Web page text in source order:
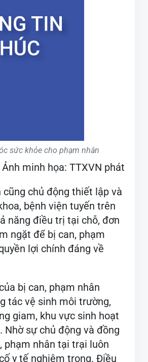
sức khỏe cho phạm nhân
Ảnh minh họa: TTXVN phát
bệnh viện tuyến trên
điều trị tại chỗ, đơn
ngặt để bị can, phạm
lợi chính đáng về